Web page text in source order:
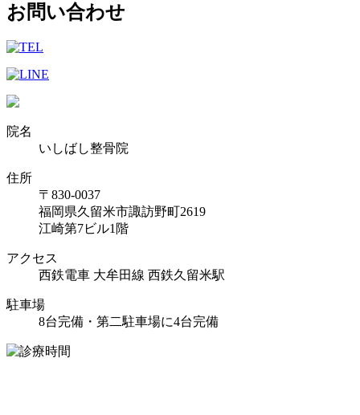
お問い合わせ
院名
いしばし整骨院
住所
〒830-0037
福岡県久留米市諏訪野町2619
江崎第7ビル1階
アクセス
西鉄電車 大牟田線 西鉄久留米駅
駐車場
8台完備・第二駐車場に4台完備